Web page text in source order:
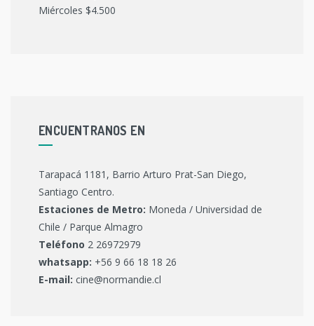
Miércoles $4.500
ENCUENTRANOS EN
Tarapacá 1181, Barrio Arturo Prat-San Diego,
Santiago Centro.
Estaciones de Metro: Moneda / Universidad de
Chile / Parque Almagro
Teléfono 2 26972979
whatsapp: +56 9 66 18 18 26
E-mail: cine@normandie.cl